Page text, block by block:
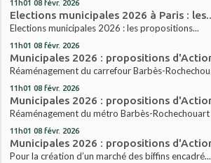
11h01 08 févr. 2026
Elections municipales 2026 à Paris :
Elections municipales 2026 : les propositions...
11h01 08 févr. 2026
Municipales 2026 : propositions
Réaménagement du carrefour Barbès-
11h01 08 févr. 2026
Municipales 2026 : propositions
Réaménagement du métro Barbès-Rochechouart
11h01 08 févr. 2026
Municipales 2026 : propositions
Pour la création d’un marché des biffins encadré...